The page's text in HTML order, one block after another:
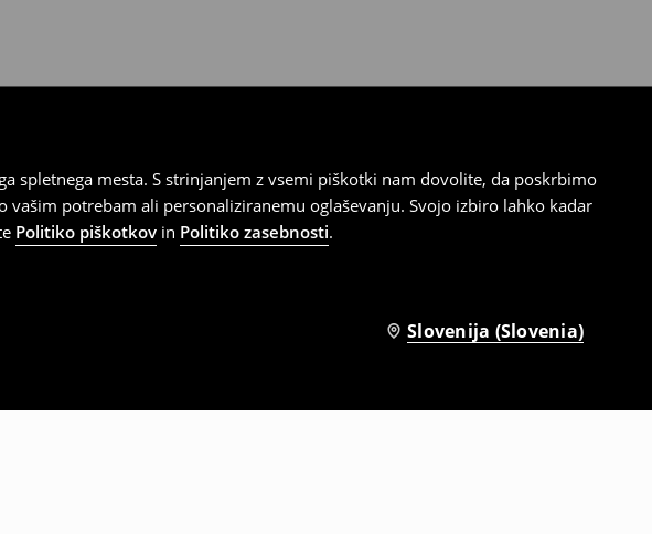
spletnega mesta. S strinjanjem z vsemi piškotki nam dovolite, da poskrbimo
potrebam ali personaliziranemu oglaševanju. Svojo izbiro lahko kadar
Politiko piškotkov in Politiko zasebnosti.
Slovenija (Slovenia)